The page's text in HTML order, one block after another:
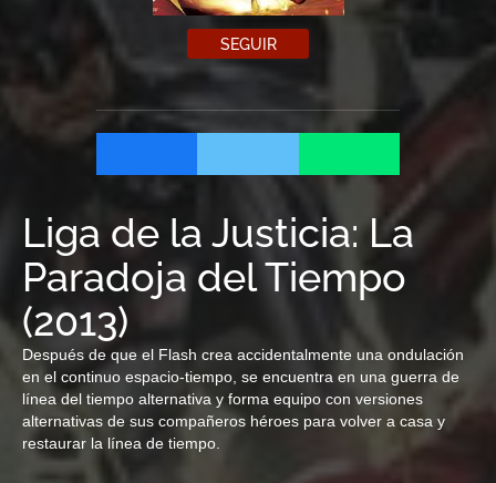
SEGUIR
Liga de la Justicia: La
Paradoja del Tiempo
(2013)
Después de que el Flash crea accidentalmente una ondulación
en el continuo espacio-tiempo, se encuentra en una guerra de
línea del tiempo alternativa y forma equipo con versiones
alternativas de sus compañeros héroes para volver a casa y
restaurar la línea de tiempo.